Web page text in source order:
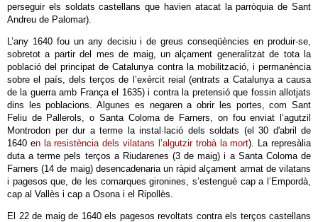
perseguir els soldats castellans que havien atacat la parròquia de Sant
Andreu de Palomar).
L’any 1640 fou un any decisiu i de greus conseqüències en produir-se,
sobretot a partir del mes de maig, un alçament generalitzat de tota la
població del principat de Catalunya contra la mobilització, i permanència
sobre el país, dels terços de l’exèrcit reial (entrats a Catalunya a causa
de la guerra amb França el 1635) i contra la pretensió que fossin allotjats
dins les poblacions. Algunes es negaren a obrir les portes, com Sant
Feliu de Pallerols, o Santa Coloma de Farners, on fou enviat l’agutzil
Montrodon per dur a terme la instal·lació dels soldats (el 30 d'abril de
1640 en la resistència dels vilatans l’algutzir trobà la mort). La represàlia
duta a terme pels terços a Riudarenes (3 de maig) i a Santa Coloma de
Farners (14 de maig) desencadenaria un ràpid alçament armat de vilatans
i pagesos que, de les comarques gironines, s’estengué cap a l’Empordà,
cap al Vallès i cap a Osona i el Ripollès.
El 22 de maig de 1640 els pagesos revoltats contra els terços castellans